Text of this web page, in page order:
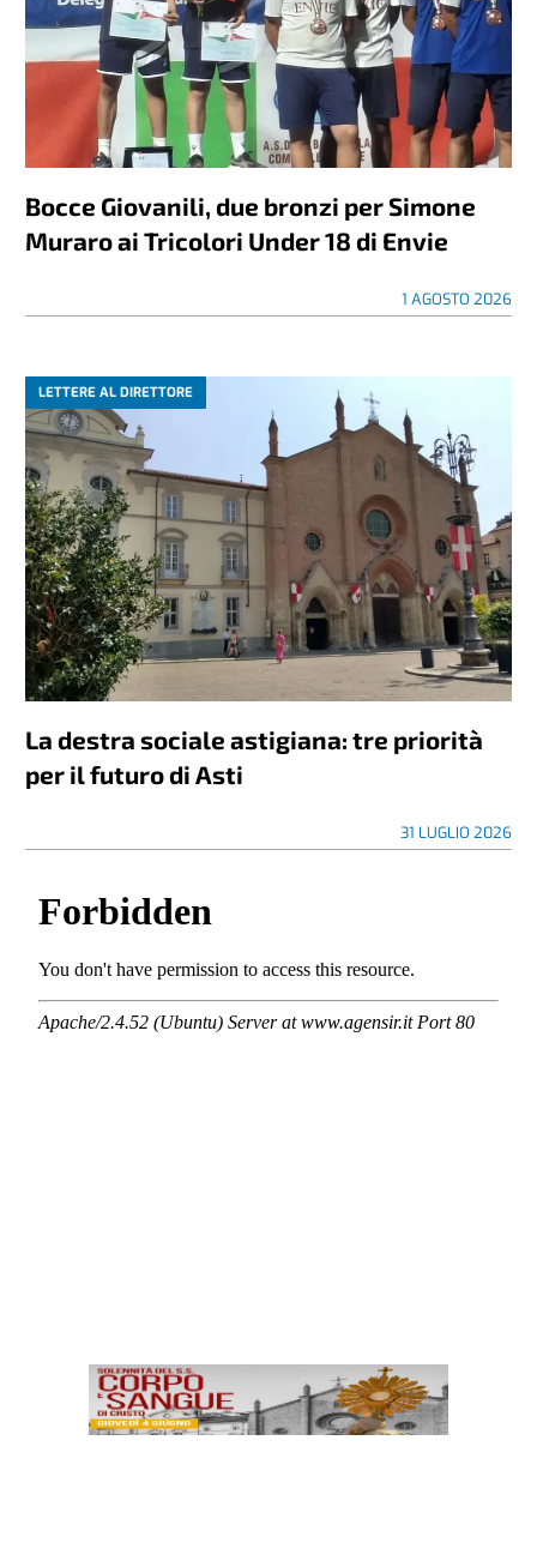
Bocce Giovanili, due bronzi per Simone
Muraro ai Tricolori Under 18 di Envie
1 AGOSTO 2026
LETTERE AL DIRETTORE
La destra sociale astigiana: tre priorità
per il futuro di Asti
31 LUGLIO 2026